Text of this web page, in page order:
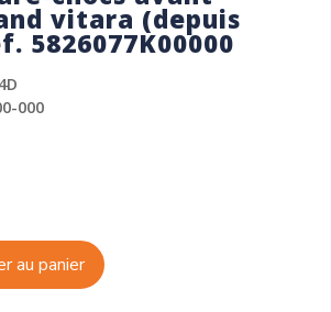
vitara (depuis
5826077K00000
000
au panier